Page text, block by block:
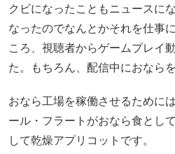
クビになったこともニュースに
なったのでなんとかそれを仕事
ころ、視聴者からゲームプレイ
た。もちろん、配信中におならを
おなら工場を稼働させるために
ール・フラートがおなら食とし
して乾燥アプリコットです。